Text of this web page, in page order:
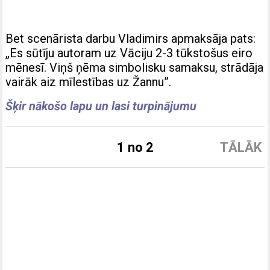
Bet scenārista darbu Vladimirs apmaksāja pats:
„Es sūtīju autoram uz Vāciju 2-3 tūkstošus eiro
mēnesī. Viņš ņēma simbolisku samaksu, strādāja
vairāk aiz mīlestības uz Žannu”.
Šķir nākošo lapu un lasi turpinājumu
TĀLĀK
1 no 2